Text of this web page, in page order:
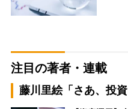
注目の著者・連載
藤川里絵「さあ、投資